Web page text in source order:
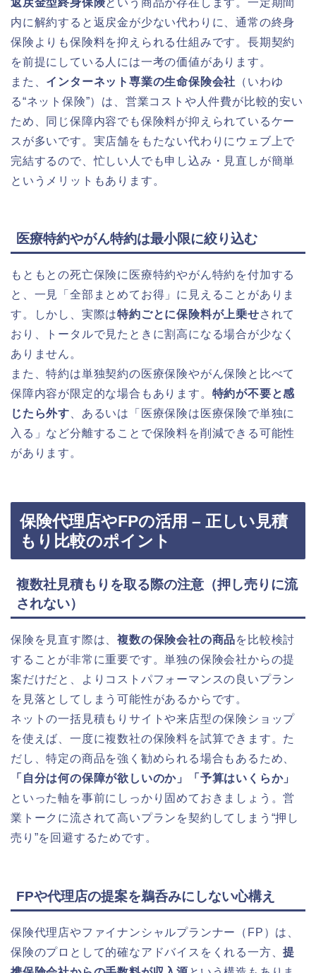
返戻金型終身保険という商品が存在します。一定期間
内に解約すると返戻金が少ない代わりに、通常の終身
保険よりも保険料を抑えられる仕組みです。長期契約
を前提にしている人には一考の価値があります。
また、 インターネット専業の生命保険会社 （いわゆ
る“ネット保険”）は、営業コストや人件費が比較的安い
ため、同じ保障内容でも保険料が抑えられているケー
スが多いです。実店舗をもたない代わりにウェブ上で
完結するので、忙しい人でも申し込み・見直しが簡単
というメリットもあります。
医療特約やがん特約は最小限に絞り込む
もともとの死亡保険に医療特約やがん特約を付加する
と、一見「全部まとめてお得」に見えることがありま
す。しかし、実際は特約ごとに保険料が上乗せされて
おり、トータルで見たときに割高になる場合が少なく
ありません。
また、特約は単独契約の医療保険やがん保険と比べて
保障内容が限定的な場合もあります。 特約が不要と感
じたら外す 、あるいは「医療保険は医療保険で単独に
入る」など分離することで保険料を削減できる可能性
があります。
保険代理店やFPの活用 – 正しい見積
もり比較のポイント
複数社見積もりを取る際の注意（押し売りに流
されない）
保険を見直す際は、複数の保険会社の商品を比較検討
することが非常に重要です。単独の保険会社からの提
案だけだと、よりコストパフォーマンスの良いプラン
を見落としてしまう可能性があるからです。
ネットの一括見積もりサイトや来店型の保険ショップ
を使えば、一度に複数社の保険料を試算できます。た
だし、特定の商品を強く勧められる場合もあるため、
「自分は何の保障が欲しいのか」「予算はいくらか」
といった軸を事前にしっかり固めておきましょう。営
業トークに流されて高いプランを契約してしまう“押し
売り”を回避するためです。
FPや代理店の提案を鵜呑みにしない心構え
保険代理店やファイナンシャルプランナー（FP）は、
保険のプロとして的確なアドバイスをくれる一方、提